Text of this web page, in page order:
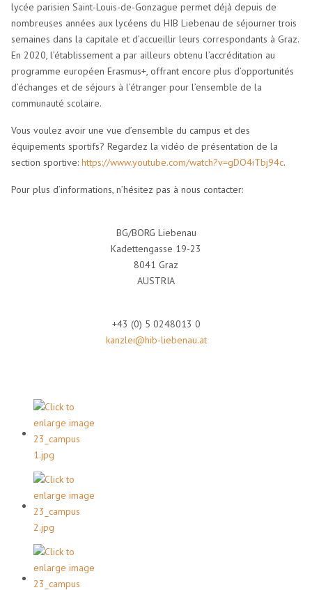
lycée parisien Saint-Louis-de-Gonzague permet déjà depuis de
nombreuses années aux lycéens du HIB Liebenau de séjourner trois
semaines dans la capitale et d’accueillir leurs correspondants à Graz.
En 2020, l’établissement a par ailleurs obtenu l’accréditation au
programme européen Erasmus+, offrant encore plus d’opportunités
d’échanges et de séjours à l’étranger pour l’ensemble de la
communauté scolaire.
Vous voulez avoir une vue d’ensemble du campus et des
équipements sportifs? Regardez la vidéo de présentation de la
section sportive:https://www.youtube.com/watch?v=gDO4iTbj94c.
Pour plus d’informations, n’hésitez pas à nous contacter:
BG/BORG Liebenau
Kadettengasse 19-23
8041 Graz
AUSTRIA
+43 (0) 5 0248013 0
kanzlei@hib-liebenau.at